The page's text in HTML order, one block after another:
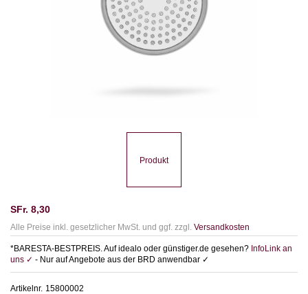
Produkt
SFr. 8,30
Alle Preise inkl. gesetzlicher MwSt. und ggf. zzgl. Versandkosten
*BARESTA-BESTPREIS. Auf idealo oder günstiger.de gesehen? InfoLink an
uns ✓ - Nur auf Angebote aus der BRD anwendbar ✓
Artikelnr. 15800002